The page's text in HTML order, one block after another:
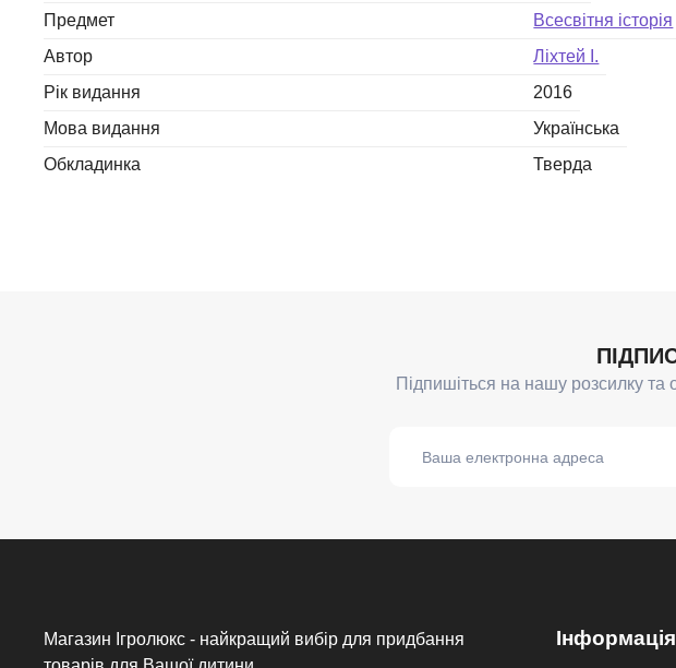
Предмет
Всесвітня історія
Автор
Ліхтей І.
Рік видання
2016
Мова видання
Українська
Обкладинка
Тверда
Магазин Ігролюкс - найкращий вибір для придбання
Інформація